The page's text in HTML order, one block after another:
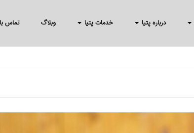
درباره پتیا خدمات پتیا وبلاگ تماس